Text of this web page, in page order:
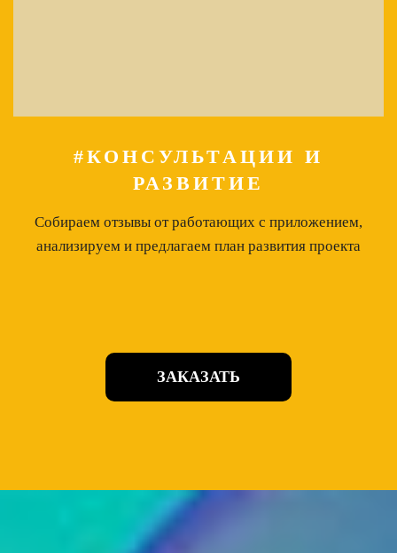
#КОНСУЛЬТАЦИИ И
РАЗВИТИЕ
Собираем отзывы от работающих с приложением,
анализируем и предлагаем план развития проекта
ЗАКАЗАТЬ